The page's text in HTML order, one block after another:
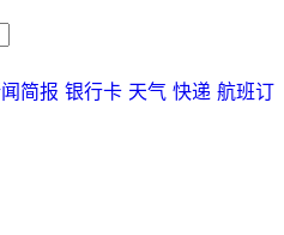
简报 银行卡 天气 快递 航班订